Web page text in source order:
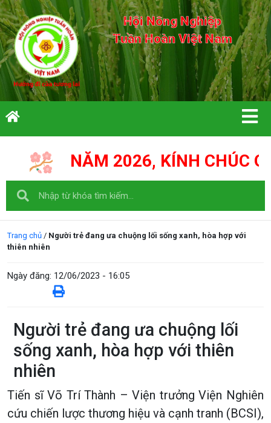
Hội Nông Nghiệp
Tuần Hoàn Việt Nam
NĂM 2026, KÍNH CHÚC QUÝ VỊ
Trang chủ / Người trẻ đang ưa chuộng lối sống xanh, hòa hợp với
thiên nhiên
Ngày đăng: 12/06/2023 - 16:05
Người trẻ đang ưa chuộng lối
sống xanh, hòa hợp với thiên
nhiên
Tiến sĩ Võ Trí Thành – Viện trưởng Viện Nghiên
cứu chiến lược thương hiệu và cạnh tranh (BCSI),